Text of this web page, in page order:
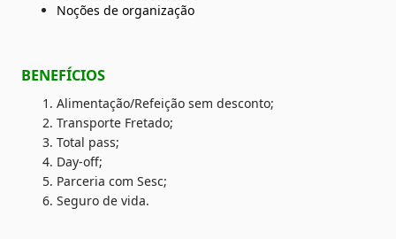
Noções de organização
BENEFÍCIOS
Alimentação/Refeição sem desconto;
Transporte Fretado;
Total pass;
Day-off;
Parceria com Sesc;
Seguro de vida.